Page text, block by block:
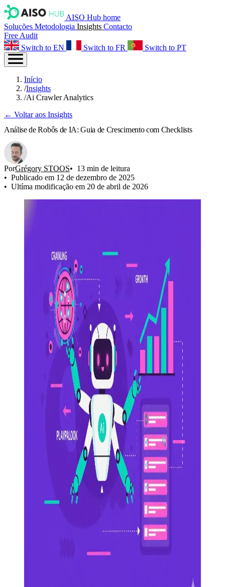
AISO Hub home
Soluções Metodologia Insights Contacto
Free Audit
Switch to EN
Switch to FR Switch to PT
Início
/Insights
/Ai Crawler Analytics
← Voltar aos Insights
Análise de Robôs de IA: Guia de Crescimento com Checklists
PorGrégory STOOS
13 min de leitura
Publicado em 12 de dezembro de 2025
Ultíma modificação em 20 de abril de 2026